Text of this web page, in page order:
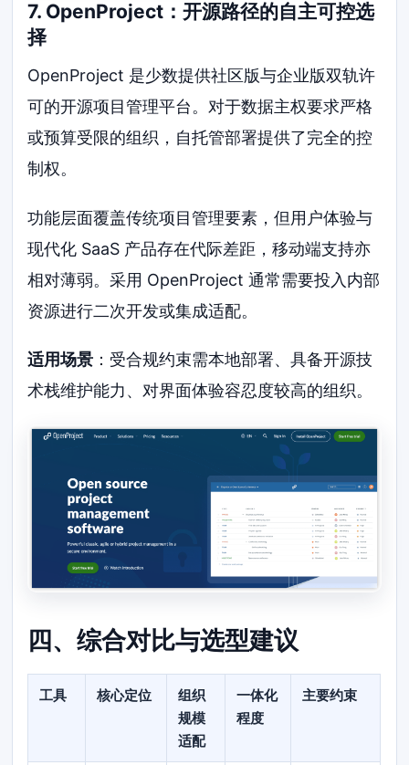
7. OpenProject：开源路径的自主可控选
择
OpenProject 是少数提供社区版与企业版双轨许
可的开源项目管理平台。对于数据主权要求严格
或预算受限的组织，自托管部署提供了完全的控
制权。
功能层面覆盖传统项目管理要素，但用户体验与
现代化 SaaS 产品存在代际差距，移动端支持亦
相对薄弱。采用 OpenProject 通常需要投入内部
资源进行二次开发或集成适配。
适用场景 ：受合规约束需本地部署、具备开源技
术栈维护能力、对界面体验容忍度较高的组织。
四、综合对比与选型建议
工具 核心定位
组织
规模
适配
一体化
程度
主要约束